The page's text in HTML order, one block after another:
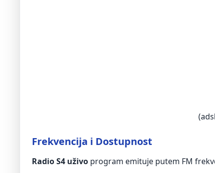
Frekvencija i Dostupnost
Radio S4 uživo program emituje putem FM